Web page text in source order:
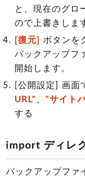
と、現在のグロ
ので上書きしま
[復元]
ボタンを
バックアップフ
開始します。
[公開設定] 画面
URL" 、"サイト
する
import ディレ
バックアップファ